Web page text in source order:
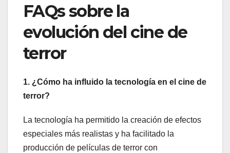
FAQs sobre la
evolución del cine de
terror
1. ¿Cómo ha influido la tecnología en el cine de
terror?
La tecnología ha permitido la creación de efectos
especiales más realistas y ha facilitado la
producción de películas de terror con